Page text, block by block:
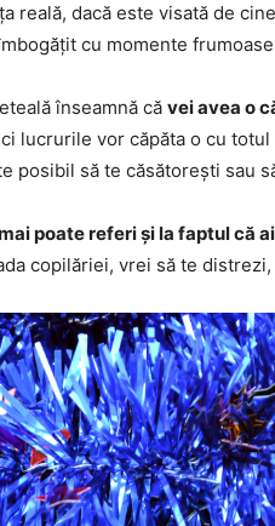
reală, dacă este visată de
cu momente
înseamnă că vei avea o
lucrurile vor căpăta o cu
posibil să te căsătorești sau
poate referi și la faptul că
copilăriei, vrei să te